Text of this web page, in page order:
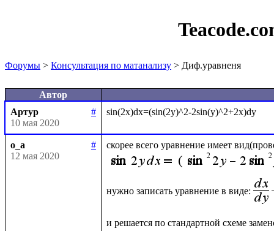
Форумы > Консультация по матанализу > Диф.уравненя
Автор
Артур
#
10 мая 2020
o_a
#
12 мая 2020
нужно записать уравнение в виде:
и решается по стандартной схеме